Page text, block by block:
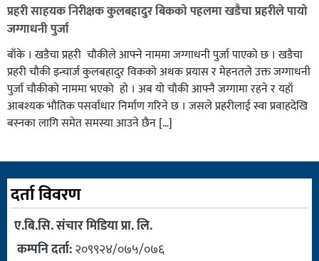
प्रहरी साहयक निरीक्षक कुलबहादुर बिककाे पहलमा खडैचा प्रहरीले पायाे
जग्गाधनी पुर्जा
बाँके । खडैचा प्रहरी चाैकीले आफ्ने नाममा जग्गाधनी पुर्जा पाएकाे छ । खडैचा
प्रहरी चाैकी इन्चार्ज कुलबहादुर विककाे अथक प्रयास र मेहनतले उक्त जग्गाधनी
पुर्जा चाैकीकाे नाममा भएको हाे । अब याे चाैकी आफ्नै जग्गामा रहने र यहाँ
आबश्यक भाैतिक पसर्वाधार निर्माण गरिने छ । जसले प्रहरीलाई स्वा प्रवाहदेखि
बस्नका लागि समेत समस्या आउने छैन […]
दर्ता विवरण
ए.बि.सि. संचार मिडिया प्रा. लि.
कम्पनि दर्ता:२०९९२४/०७५/०७६